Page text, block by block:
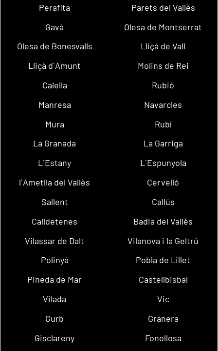
Perafita
Parets del Vallès
Gavà
Olesa de Montserrat
Olesa de Bonesvalls
Lliçà de Vall
Lliçà d´Amunt
Molins de Rei
Calella
Rubió
Manresa
Navarcles
Mura
Rubí
La Granada
La Garriga
L´Estany
L´Espunyola
l´Ametlla del Vallès
Cervelló
Sallent
Callús
Calldetenes
Badia del Vallès
Vilassar de Dalt
Vilanova i la Geltrú
Polinyà
Pobla de Lillet
Pineda de Mar
Castellbisbal
Vilada
Vic
Gurb
Granera
Gisclareny
Fonollosa